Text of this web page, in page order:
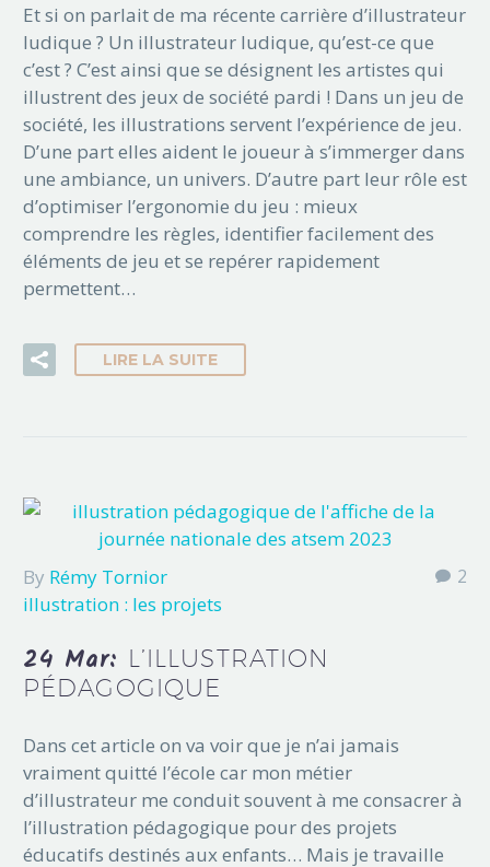
Et si on parlait de ma récente carrière d’illustrateur
ludique ? Un illustrateur ludique, qu’est-ce que
c’est ? C’est ainsi que se désignent les artistes qui
illustrent des jeux de société pardi ! Dans un jeu de
société, les illustrations servent l’expérience de jeu.
D’une part elles aident le joueur à s’immerger dans
une ambiance, un univers. D’autre part leur rôle est
d’optimiser l’ergonomie du jeu : mieux
comprendre les règles, identifier facilement des
éléments de jeu et se repérer rapidement
permettent…
LIRE LA SUITE
2
By Rémy Tornior
illustration : les projets
24 Mar: L’ILLUSTRATION
PÉDAGOGIQUE
Dans cet article on va voir que je n’ai jamais
vraiment quitté l’école car mon métier
d’illustrateur me conduit souvent à me consacrer à
l’illustration pédagogique pour des projets
éducatifs destinés aux enfants… Mais je travaille